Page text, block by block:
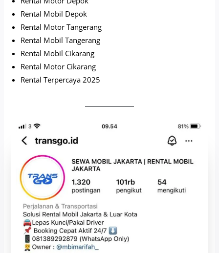
Rental Mobil Depok
Rental Motor Tangerang
Rental Mobil Tangerang
Rental Mobil Cikarang
Rental Motor Cikarang
Rental Terpercaya 2025